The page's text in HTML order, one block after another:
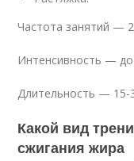
Частота занятий —
Интенсивность —
Длительность — 15-
Какой вид
сжигания жира